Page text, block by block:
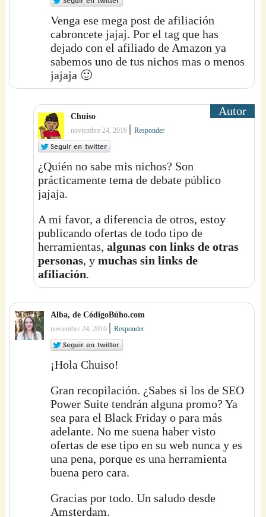
Venga ese mega post de afiliación
cabroncete jajaj. Por el tag que has
dejado con el afiliado de Amazon ya
sabemos uno de tus nichos mas o menos
jajaja 🙂
Chuiso
noviembre 24, 2016 |Responder
¿Quién no sabe mis nichos? Son
prácticamente tema de debate público
jajaja.
A mi favor, a diferencia de otros, estoy
publicando ofertas de todo tipo de
herramientas,algunas con links de otras
personas, ymuchas sin links de
afiliación.
Alba, de CódigoBúho.com
noviembre 24, 2016 |Responder
¡Hola Chuiso!
Gran recopilación. ¿Sabes si los de SEO
Power Suite tendrán alguna promo? Ya
sea para el Black Friday o para más
adelante. No me suena haber visto
ofertas de ese tipo en su web nunca y es
una pena, porque es una herramienta
buena pero cara.
Gracias por todo. Un saludo desde
Amsterdam.